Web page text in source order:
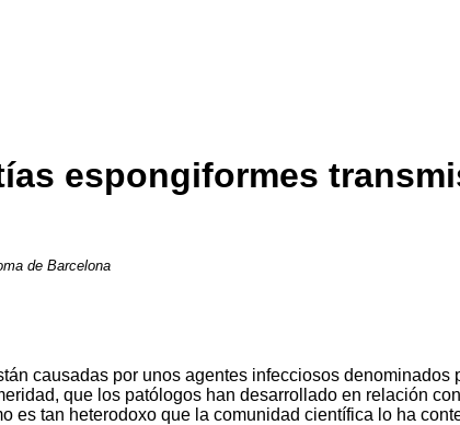
espongiformes
de Barcelona
causadas por unos agentes infecciosos
que los patólogos han desarrollado en relación
es tan heterodoxo que la comunidad científica lo ha